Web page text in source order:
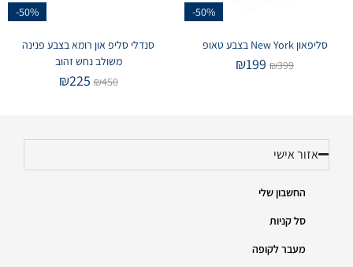
-50%
סליפאון New York בצבע טאופ
₪399
₪199
-50%
סנדלי סליפ און רומא בצבע פנינה
משולב נחש זהוב
₪450
₪225
אזור אישי
החשבון שלי
סל קניות
מעבר לקופה